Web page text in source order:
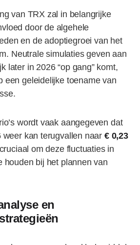
van TRX zal in belangrijke
door de algehele
en de adoptiegroei van het
Neutrale simulaties geven aan
later in 2026 “op gang” komt,
een geleidelijke toename van
wordt vaak aangegeven dat
weer kan terugvallen naar € 0,23
om deze fluctuaties in
houden bij het plannen van
en